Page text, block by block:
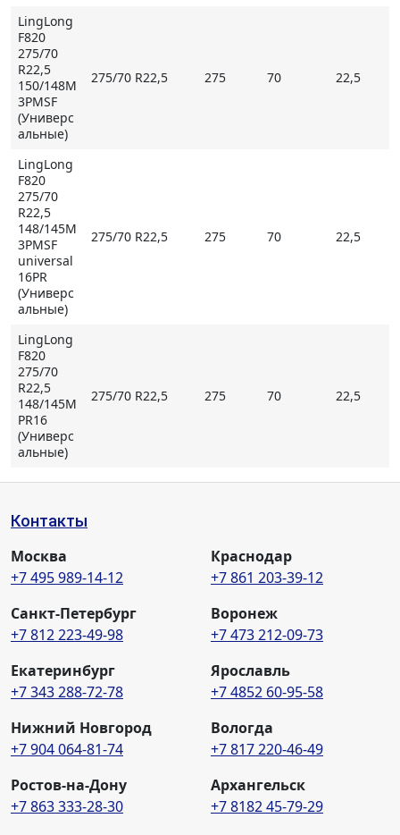
LingLong
F820
275/70
R22,5
150/148M
3PMSF
(Универс
альные)
275/70 R22,5 275 70 22,5
LingLong
F820
275/70
R22,5
148/145M
3PMSF
universal
16PR
(Универс
альные)
275/70 R22,5 275 70 22,5
LingLong
F820
275/70
R22,5
148/145M
PR16
(Универс
альные)
275/70 R22,5 275 70 22,5
Контакты
Москва
+7 495 989-14-12
Санкт-Петербург
+7 812 223-49-98
Екатеринбург
+7 343 288-72-78
Нижний Новгород
+7 904 064-81-74
Ростов-на-Дону
+7 863 333-28-30
Краснодар
+7 861 203-39-12
Воронеж
+7 473 212-09-73
Ярославль
+7 4852 60-95-58
Вологда
+7 817 220-46-49
Архангельск
+7 8182 45-79-29